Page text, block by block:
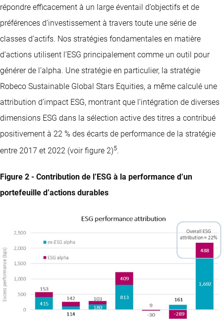
répondre efficacement à un large éventail d’objectifs et de
préférences d’investissement à travers toute une série de
classes d’actifs. Nos stratégies fondamentales en matière
d’actions utilisent l’ESG principalement comme un outil pour
générer de l’alpha. Une stratégie en particulier, la stratégie
Robeco Sustainable Global Stars Equities, a même calculé une
attribution d’impact ESG, montrant que l’intégration de diverses
dimensions ESG dans la sélection active des titres a contribué
positivement à 22 % des écarts de performance de la stratégie
entre 2017 et 2022 (voir figure 2)5.
Figure 2 - Contribution de l’ESG à la performance d’un
portefeuille d’actions durables